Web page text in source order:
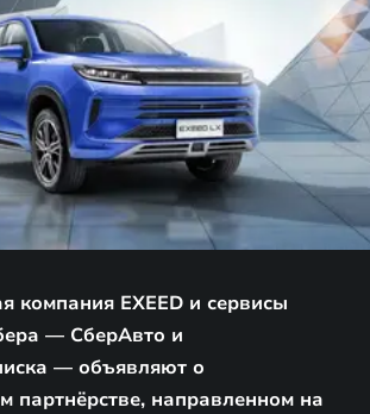
компания EXEED и сервисы
— СберАвто и
— объявляют о
партнёрстве, направленном на